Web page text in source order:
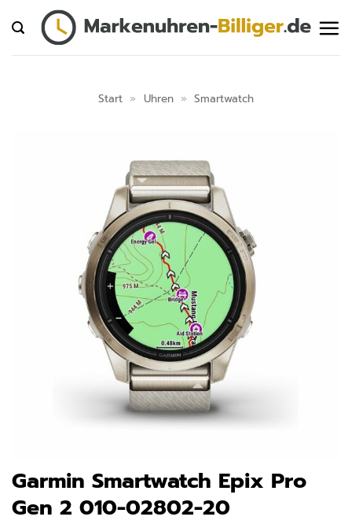
Inhalt
springen
Start » Uhren » Smartwatch
Garmin Smartwatch Epix Pro
Gen 2 010-02802-20